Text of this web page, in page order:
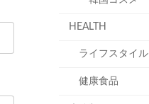
HEALTH
ライフスタイル
健康食品